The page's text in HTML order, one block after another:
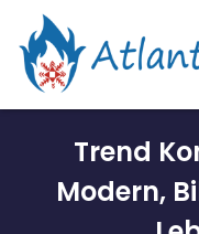
Trend
Modern,